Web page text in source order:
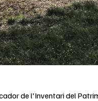
de l'Inventari del